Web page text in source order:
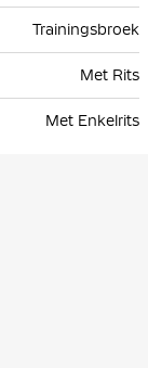
Trainingsbroek
Met Rits
Met Enkelrits